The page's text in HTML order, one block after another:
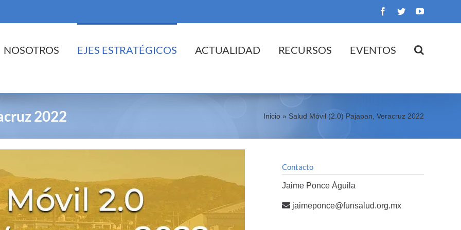
Facebook
TwitterYouTube
NOSOTROS EJES ESTRATÉGICOS ACTUALIDAD RECURSOS EVENTOS
2022 Inicio » Salud Móvil (2.0) Pajapan, Veracruz 2022
Contacto
Jaime Ponce Águila
jaimeponce@funsalud.org.mx